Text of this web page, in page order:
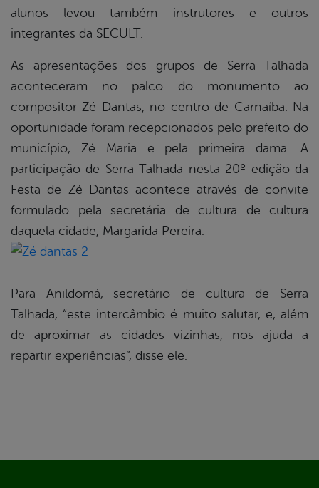
alunos levou também instrutores e outros
integrantes da SECULT.
As apresentações dos grupos de Serra Talhada
aconteceram no palco do monumento ao
compositor Zé Dantas, no centro de Carnaíba. Na
oportunidade foram recepcionados pelo prefeito do
município, Zé Maria e pela primeira dama. A
participação de Serra Talhada nesta 20º edição da
Festa de Zé Dantas acontece através de convite
formulado pela secretária de cultura de cultura
daquela cidade, Margarida Pereira.
Para Anildomá, secretário de cultura de Serra
Talhada, “este intercâmbio é muito salutar, e, além
de aproximar as cidades vizinhas, nos ajuda a
repartir experiências”, disse ele.